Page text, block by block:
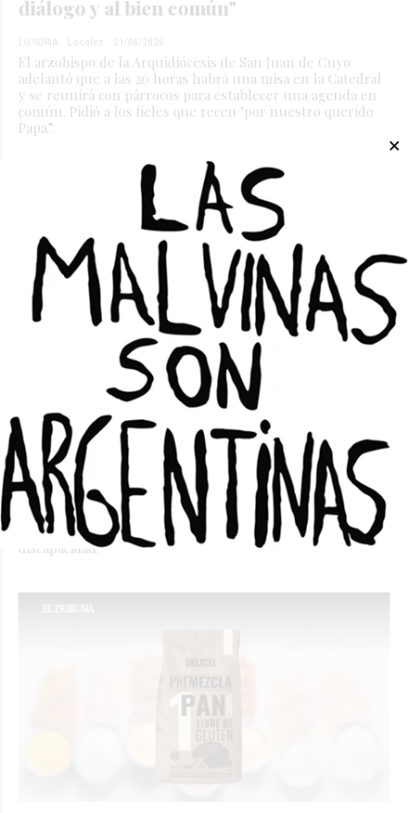
diálogo y al bien común"
LU SORIA Locales 21/04/2025
El arzobispo de la Arquidiócesis de San Juan de Cuyo
adelantó que a las 20 horas habrá una misa en la Catedral
y se reunirá con párrocos para establecer una agenda en
común. Pidió a los fieles que recen "por nuestro querido
Papa”.
Orrego: "San Juan fue la primera en
reactivar la obra pública"
LU SORIA Locales 15/04/2025
El gobernador encabezó la entrega de 44 casas en el
barrio iglesiano Puente Verde. Participaron funcionarios
departamentales y familiares de los adjudicatarios. Las
viviendas tienen adaptaciones para personas con
discapacidad.